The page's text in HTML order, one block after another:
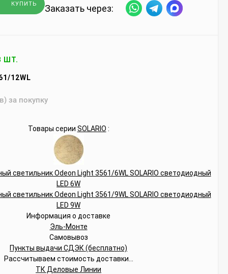
КУПИТЬ Заказать через:
ШТ.
12WL
за покупку
Товары серии SOLARIO :
Информация о доставке
Эль-Монте
Самовывоз
Пункты выдачи СДЭК (бесплатно)
Рассчитываем стоимость доставки...
ТК Деловые Линии